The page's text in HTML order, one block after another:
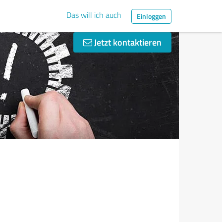
Das will ich auch Einloggen
Jetzt kontaktieren